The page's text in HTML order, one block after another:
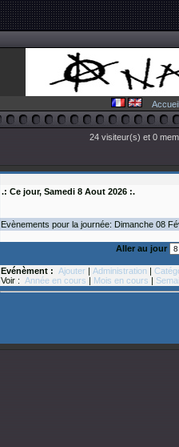
Accueil
24 visiteur(s) et 0
.: Ce jour, Samedi 8 Aout 2026 :.
Evènements pour la journée: Dimanche 08
Aller au jour
Evénèment : Ajouter | Administration |
Voir : Année en cours | Mois en cours |